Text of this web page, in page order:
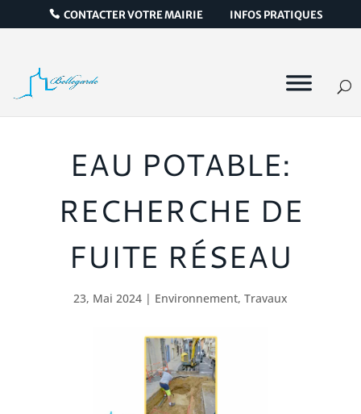
CONTACTER VOTRE MAIRIE INFOS PRATIQUES
EAU POTABLE:
RECHERCHE DE
FUITE RÉSEAU
23, Mai 2024| Environnement, Travaux